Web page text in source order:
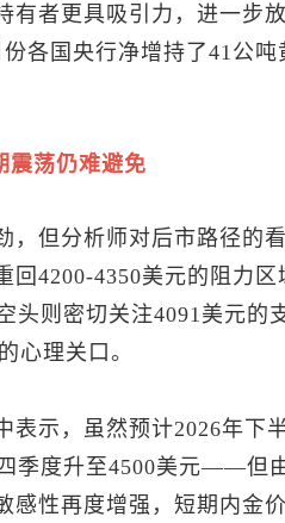
有者更具吸引力，进一步
各国央行净增持了41公
震荡仍难避免
，但分析师对后市路径的
回4200-4350美元的阻力
头则密切关注4091美元的
心理关口。
表示，虽然预计2026年
季度升至4500美元——但
感性再度增强，短期内金